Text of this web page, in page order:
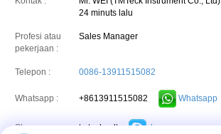
24 minuts lalu
Profesi atau
pekerjaan :
Sales Manager
Telepon : 0086-13911515082
Whatsapp : +8613911515082 Whatsapp
Skype : tmteck.ndt skype